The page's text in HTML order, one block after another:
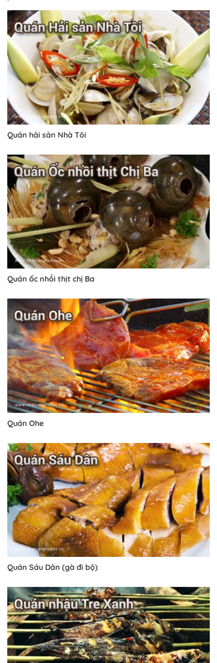
Trở về trang trước đó
Quán hải sản Nhà Tôi
Quán ốc nhồi thịt chị Ba
Quán Ohe
Quán Sáu Dân (gà đi bộ)